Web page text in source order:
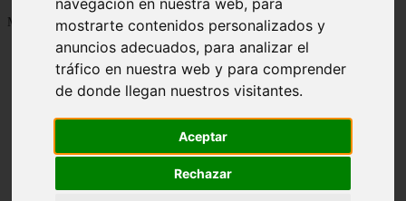
mostrarte contenidos personalizados y
anuncios adecuados, para analizar el
tráfico en nuestra web y para comprender
de donde llegan nuestros visitantes.
Aceptar
Rechazar
Mostrando 1 - 24 de 1288 artículos
Contraindicaciones del espino amarillo: conocelas
ahora